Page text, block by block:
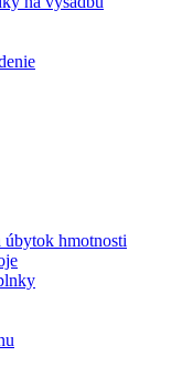
úbytok hmotnosti